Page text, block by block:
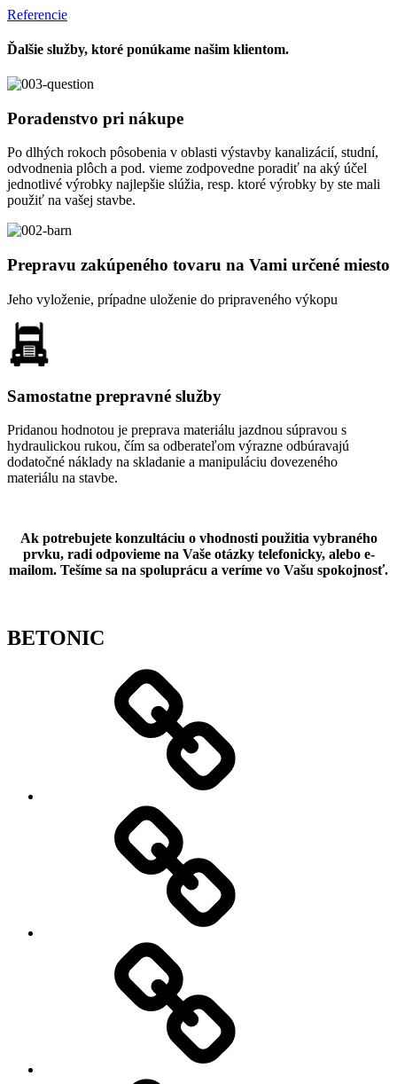
Referencie
Ďalšie služby, ktoré ponúkame našim klientom.
Poradenstvo pri nákupe
Po dlhých rokoch pôsobenia v oblasti výstavby kanalizácií, studní,
odvodnenia plôch a pod. vieme zodpovedne poradiť na aký účel
jednotlivé výrobky najlepšie slúžia, resp. ktoré výrobky by ste mali
použiť na vašej stavbe.
Prepravu zakúpeného tovaru na Vami určené miesto
Jeho vyloženie, prípadne uloženie do pripraveného výkopu
Samostatne prepravné služby
Pridanou hodnotou je preprava materiálu jazdnou súpravou s
hydraulickou rukou, čím sa odberateľom výrazne odbúravajú
dodatočné náklady na skladanie a manipuláciu dovezeného
materiálu na stavbe.
Ak potrebujete konzultáciu o vhodnosti použitia vybraného
prvku, radi odpovieme na Vaše otázky telefonicky, alebo e-
mailom. Tešíme sa na spoluprácu a veríme vo Vašu spokojnosť.
BETONIC